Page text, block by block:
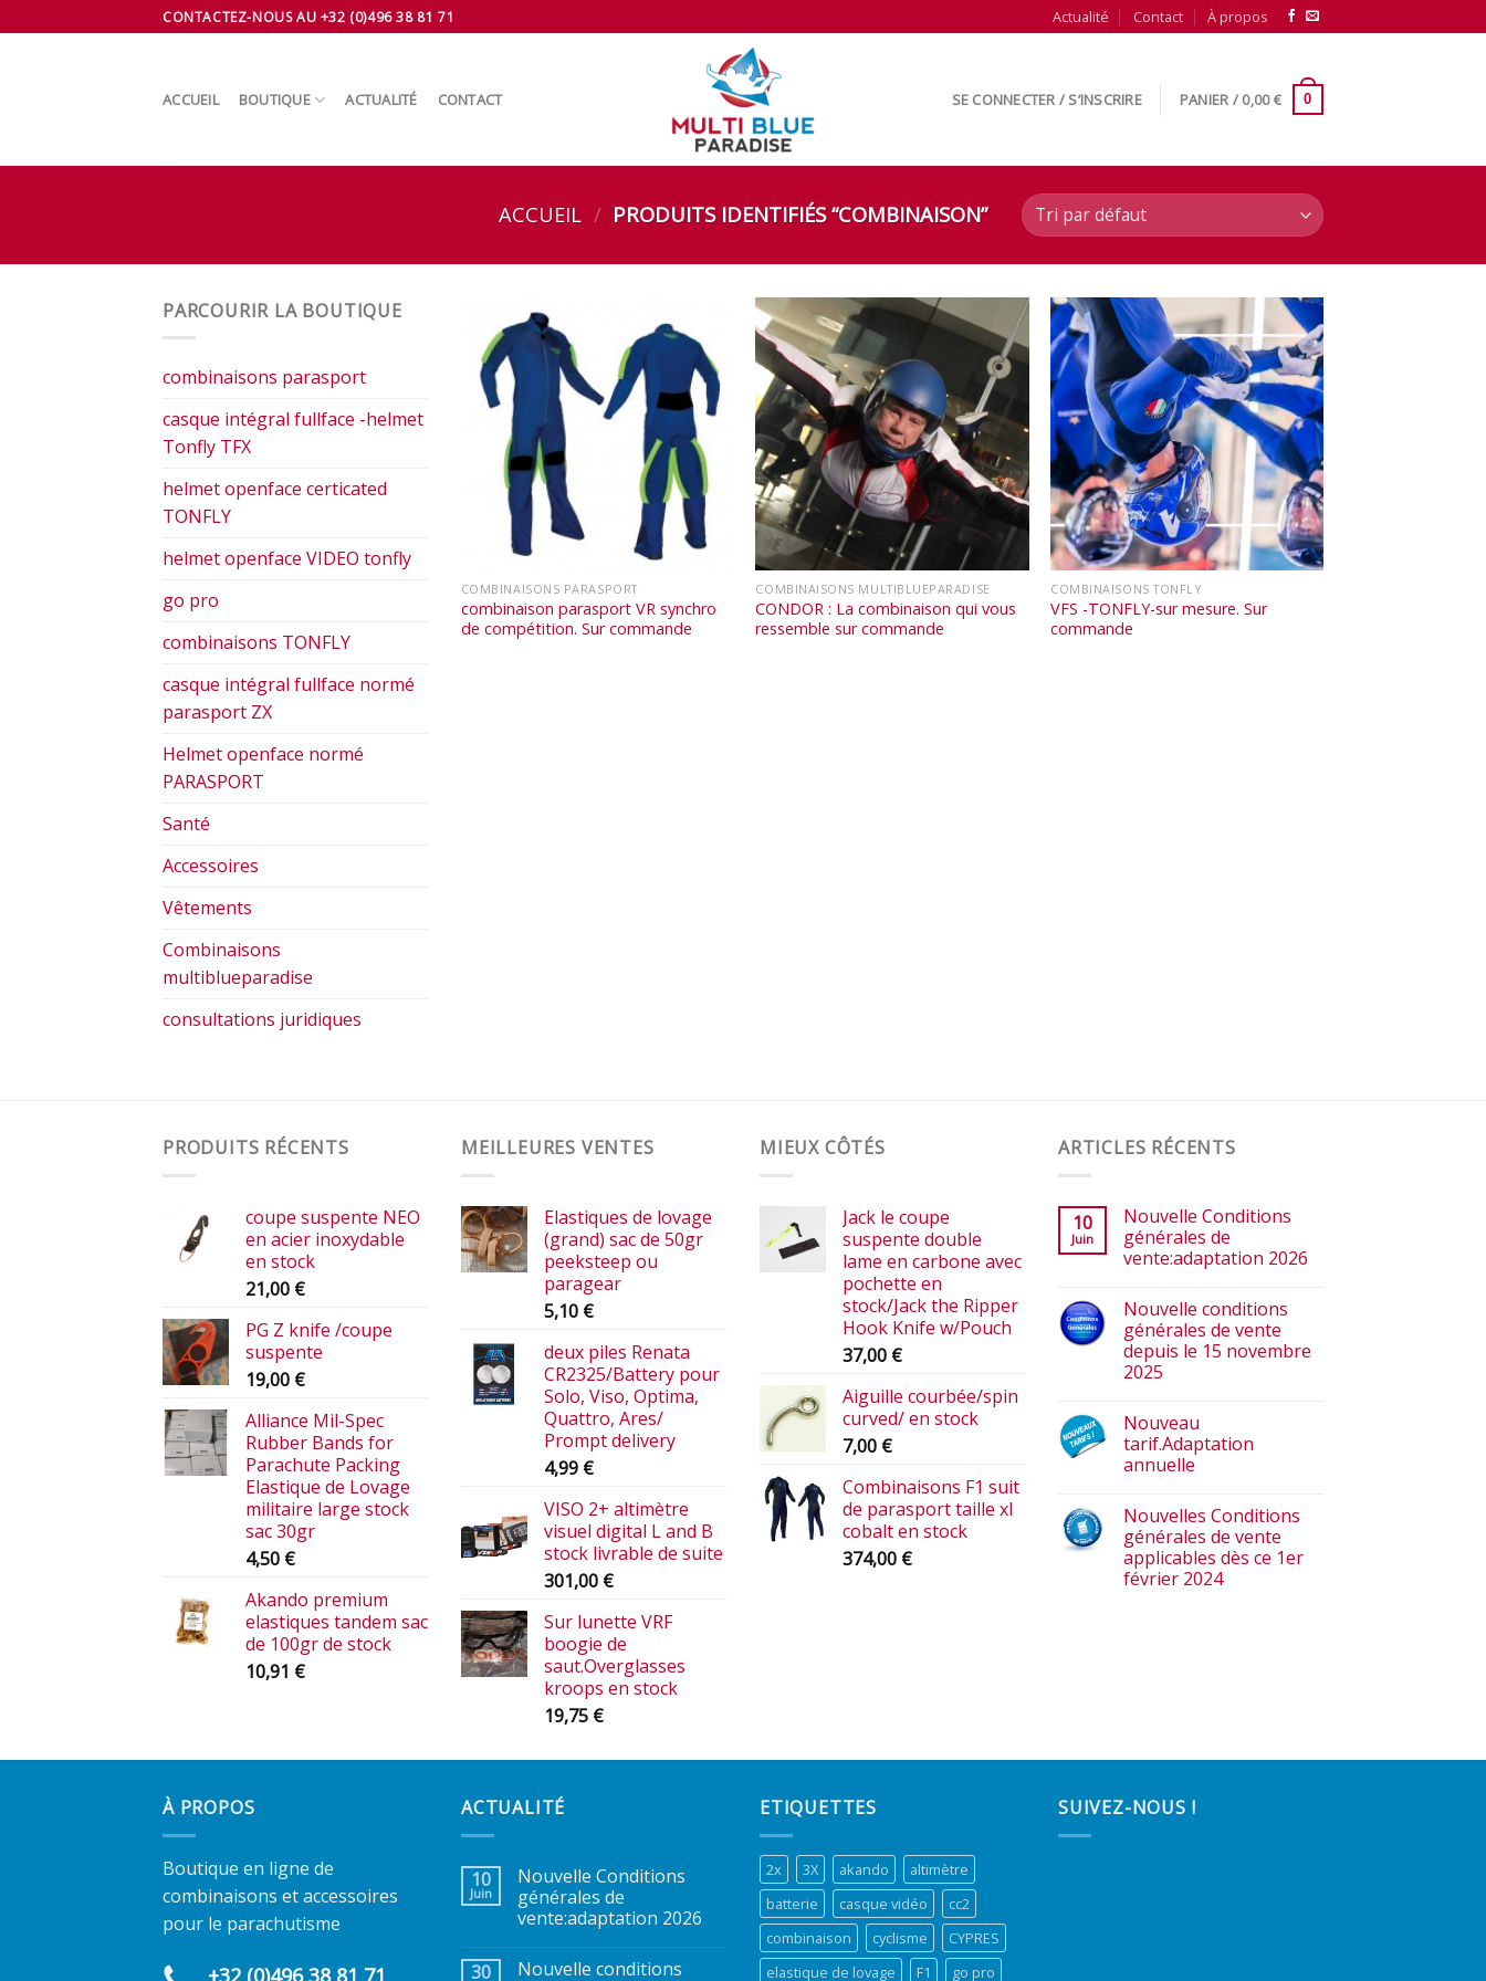
to
CONTACTEZ-NOUS AU +32 (0)496 38 81 71 Actualité Contact À propos
ACCUEIL BOUTIQUE ACTUALITÉ CONTACT SE CONNECTER / S’INSCRIRE PANIER / 0,00€ 0
ACCUEIL / PRODUITS IDENTIFIÉS “COMBINAISON”
PARCOURIR LA BOUTIQUE
combinaisons parasport
casque intégral fullface -helmet
Tonfly TFX
helmet openface certicated
TONFLY
helmet openface VIDEO tonfly
go pro
combinaisons TONFLY
casque intégral fullface normé
parasport ZX
Helmet openface normé
PARASPORT
Santé
Accessoires
Vêtements
Combinaisons
multiblueparadise
consultations juridiques
COMBINAISONS PARASPORT
combinaison parasport VR synchro
de compétition. Sur commande
COMBINAISONS MULTIBLUEPARADISE
CONDOR : La combinaison qui vous
ressemble sur commande
COMBINAISONS TONFLY
VFS -TONFLY-sur mesure. Sur
commande
PRODUITS RÉCENTS
coupe suspente NEO
en acier inoxydable
en stock
21,00 €
PG Z knife /coupe
suspente
19,00 €
Alliance Mil-Spec
Rubber Bands for
Parachute Packing
Elastique de Lovage
militaire large stock
sac 30gr
4,50 €
Akando premium
elastiques tandem sac
de 100gr de stock
10,91 €
MEILLEURES VENTES
Elastiques de lovage
(grand) sac de 50gr
peeksteep ou
paragear
5,10 €
deux piles Renata
CR2325/Battery pour
Solo, Viso, Optima,
Quattro, Ares/
Prompt delivery
4,99 €
VISO 2+ altimètre
visuel digital L and B
stock livrable de suite
301,00 €
Sur lunette VRF
boogie de
saut.Overglasses
kroops en stock
19,75 €
MIEUX CÔTÉS
Jack le coupe
suspente double
lame en carbone avec
pochette en
stock/Jack the Ripper
Hook Knife w/Pouch
37,00 €
Aiguille courbée/spin
curved/ en stock
7,00 €
Combinaisons F1 suit
de parasport taille xl
cobalt en stock
374,00 €
ARTICLES RÉCENTS
10
Juin
Nouvelle Conditions
générales de
vente:adaptation 2026
Nouvelle conditions
générales de vente
depuis le 15 novembre
2025
Nouveau
tarif.Adaptation
annuelle
Nouvelles Conditions
générales de vente
applicables dès ce 1er
février 2024
À PROPOS
Boutique en ligne de
combinaisons et accessoires
pour le parachutisme
ACTUALITÉ
10
Juin
Nouvelle Conditions
générales de
vente:adaptation 2026
30
Nouvelle conditions
ETIQUETTES
2x 3X akando
altimètre
batterie
casque vidéo
cc2
combinaison
cyclisme
CYPRES
elastique de lovage
F1
go pro
SUIVEZ-NOUS !